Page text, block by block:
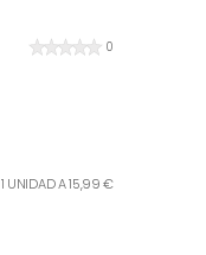
0
1 UNIDAD A 15,99 €